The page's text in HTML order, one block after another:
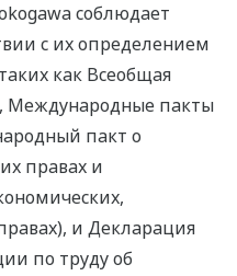
соблюдает
с их определением
как Всеобщая
Международные пакты
пакт о
правах и
и Декларация
по труду об